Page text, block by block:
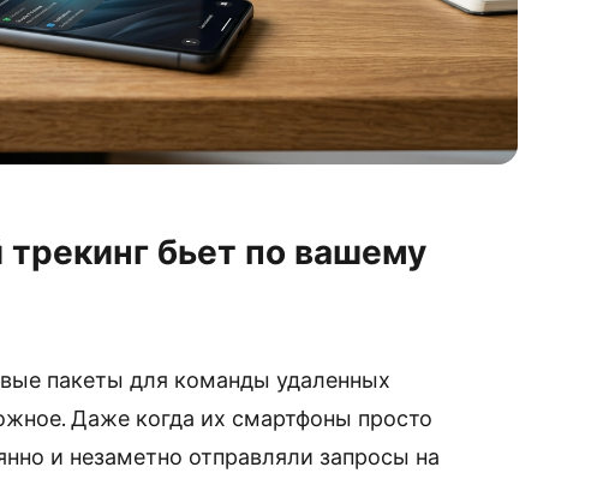
бьет по вашему
пакеты для команды удаленных
Даже когда их смартфоны просто
и незаметно отправляли запросы на